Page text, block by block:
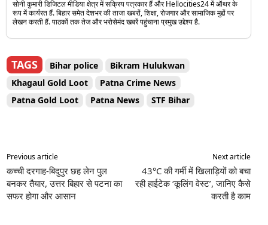
सोनी कुमारी डिजिटल मीडिया क्षेत्र में सक्रिय पत्रकार हैं और Hellocities24 में ऑथर के
रूप में कार्यरत हैं. बिहार समेत देशभर की ताजा खबरों, शिक्षा, रोजगार और सामाजिक मुद्दों पर
लेखन करती हैं. पाठकों तक तेज और भरोसेमंद खबरें पहुंचाना प्रमुख उद्देश्य है.
TAGS Bihar police
Bikram Hulukwan
Khagaul Gold Loot
Patna Crime News
Patna Gold Loot
Patna News STF Bihar
Previous article
कच्ची दरगाह-बिदुपुर छह लेन पुल
बनकर तैयार, उत्तर बिहार से पटना का
सफर होगा और आसान
Next article
43°C की गर्मी में खिलाड़ियों को बचा
रही हाईटेक ‘कूलिंग वेस्ट’, जानिए कैसे
करती है काम